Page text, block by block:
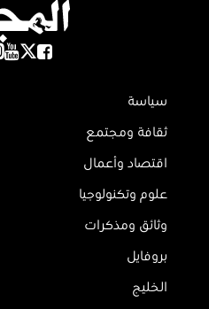
سياسة
ثقافة ومجتمع
اقتصاد وأعمال
علوم وتكنولوجيا
وثائق ومذكرات
بروفايل
الخليج